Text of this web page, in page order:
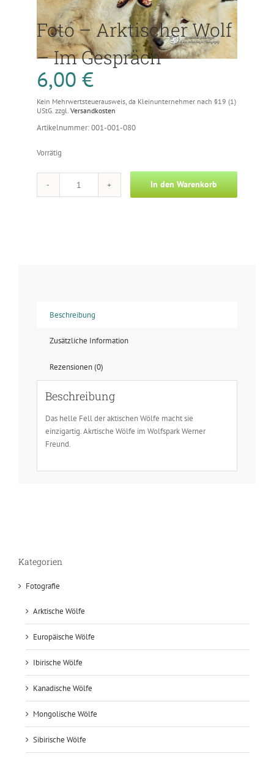
Foto – Arktischer Wolf
– Im Gespräch
6,00 €
Kein Mehrwertsteuerausweis, da Kleinunternehmer nach §19 (1)
UStG. zzgl. Versandkosten
Artikelnummer: 001-001-080
Vorrätig
Foto
In den Warenkorb
Beschreibung
Zusätzliche Information
Rezensionen (0)
Beschreibung
Das helle Fell der aktischen Wölfe macht sie
einzigartig. Akrtische Wölfe im Wolfspark Werner
Freund.
Kategorien
Fotografie
Arktische Wölfe
Europäische Wölfe
Ibirische Wölfe
Kanadische Wölfe
Mongolische Wölfe
Sibirische Wölfe